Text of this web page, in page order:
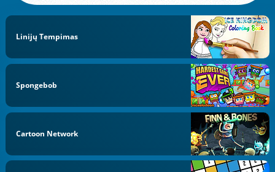
Linijų Tempimas
Spongebob
Cartoon Network